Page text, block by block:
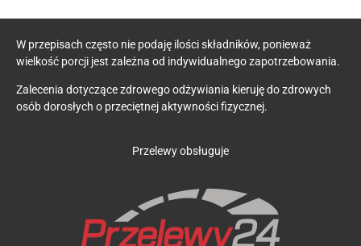
W przepisach często nie podaję ilości składników, ponieważ
wielkość porcji jest zależna od indywidualnego zapotrzebowania.
Zalecenia dotyczące zdrowego odżywiania kieruję do zdrowych
osób dorosłych o przeciętnej aktywności fizycznej.
Przelewy obsługuje